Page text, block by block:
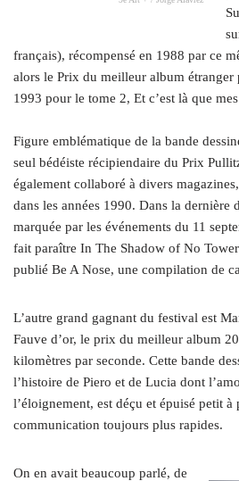
français), récompensé en 1988 par ce
alors le Prix du meilleur album étranger
1993 pour le tome 2, Et c’est là que
Figure emblématique de la bande
seul bédéiste récipiendaire du Prix
également collaboré à divers
dans les années 1990. Dans la dernière
marquée par les événements du 11
fait paraître In The Shadow of No
publié Be A Nose, une compilation de
L’autre grand gagnant du festival est
Fauve d’or, le prix du meilleur album
kilomètres par seconde. Cette bande
l’histoire de Piero et de Lucia dont
l’éloignement, est déçu et épuisé petit à
communication toujours plus rapides.
On en avait beaucoup parlé, de